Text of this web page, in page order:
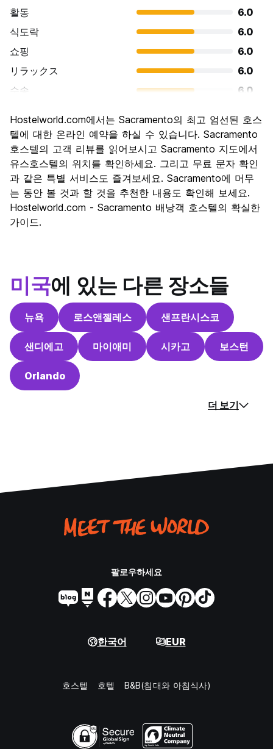
활동
6.0
식도락
6.0
쇼핑
6.0
リラックス
6.0
수송
6.0
문화
6.0
나이트 라이프
6.0
가격 대비 만족도
10.0
Hostelworld.com에서는 Sacramento의 최고 엄선된 호스
텔에 대한 온라인 예약을 하실 수 있습니다. Sacramento
호스텔의 고객 리뷰를 읽어보시고 Sacramento 지도에서
유스호스텔의 위치를 확인하세요. 그리고 무료 문자 확인
과 같은 특별 서비스도 즐겨보세요. Sacramento에 머무
는 동안 볼 것과 할 것을 추천한 내용도 확인해 보세요.
Hostelworld.com - Sacramento 배낭객 호스텔의 확실한
가이드.
미국에 있는 다른 장소들
뉴욕 로스앤젤레스 샌프란시스코
샌디에고 마이애미 시카고 보스턴
Orlando
더 보기
팔로우하세요
한국어 EUR
호스텔 호텔 B&B(침대와 아침식사)